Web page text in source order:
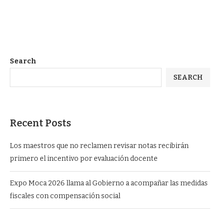
Search
SEARCH
Recent Posts
Los maestros que no reclamen revisar notas recibirán
primero el incentivo por evaluación docente
Expo Moca 2026 llama al Gobierno a acompañar las medidas
fiscales con compensación social